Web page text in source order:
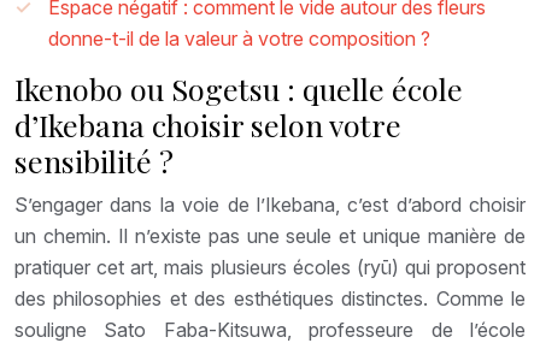
Espace négatif : comment le vide autour des fleurs
donne-t-il de la valeur à votre composition ?
Ikenobo ou Sogetsu : quelle école
d’Ikebana choisir selon votre
sensibilité ?
S’engager dans la voie de l’Ikebana, c’est d’abord choisir
un chemin. Il n’existe pas une seule et unique manière de
pratiquer cet art, mais plusieurs écoles (ryū) qui proposent
des philosophies et des esthétiques distinctes. Comme le
souligne Sato Faba-Kitsuwa, professeure de l’école